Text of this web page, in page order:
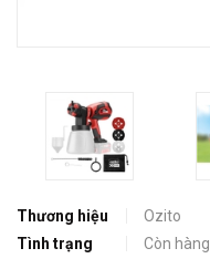
Thương hiệu
Ozito
Tình trạng
Còn hàng